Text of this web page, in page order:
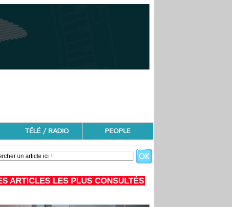
TÉLÉ / RADIO PEOPLE
ARTICLES LES PLUS CONSULTÉS